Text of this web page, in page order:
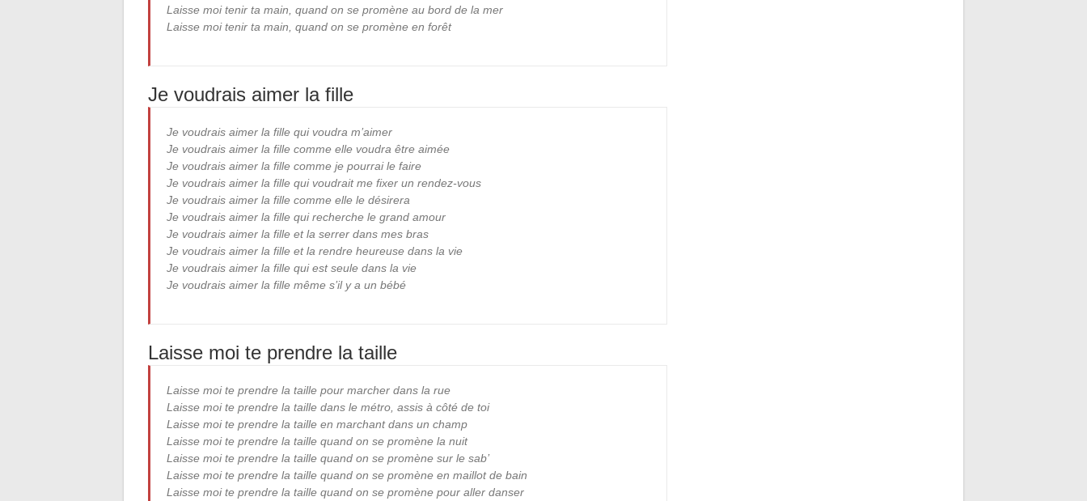
Laisse moi tenir ta main, quand on se promène au bord de la mer
Laisse moi tenir ta main, quand on se promène en forêt
Je voudrais aimer la fille
Je voudrais aimer la fille qui voudra m’aimer
Je voudrais aimer la fille comme elle voudra être aimée
Je voudrais aimer la fille comme je pourrai le faire
Je voudrais aimer la fille qui voudrait me fixer un rendez-vous
Je voudrais aimer la fille comme elle le désirera
Je voudrais aimer la fille qui recherche le grand amour
Je voudrais aimer la fille et la serrer dans mes bras
Je voudrais aimer la fille et la rendre heureuse dans la vie
Je voudrais aimer la fille qui est seule dans la vie
Je voudrais aimer la fille même s’il y a un bébé
Laisse moi te prendre la taille
Laisse moi te prendre la taille pour marcher dans la rue
Laisse moi te prendre la taille dans le métro, assis à côté de toi
Laisse moi te prendre la taille en marchant dans un champ
Laisse moi te prendre la taille quand on se promène la nuit
Laisse moi te prendre la taille quand on se promène sur le sab’
Laisse moi te prendre la taille quand on se promène en maillot de bain
Laisse moi te prendre la taille quand on se promène pour aller danser